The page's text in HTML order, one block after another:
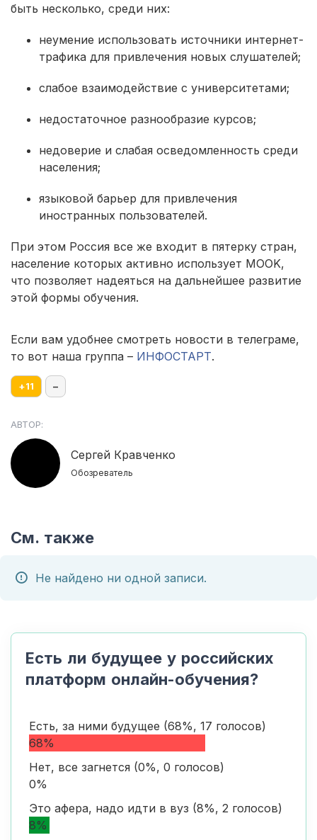
быть несколько, среди них:
неумение использовать источники интернет-
трафика для привлечения новых слушателей;
слабое взаимодействие с университетами;
недостаточное разнообразие курсов;
недоверие и слабая осведомленность среди
населения;
языковой барьер для привлечения
иностранных пользователей.
При этом Россия все же входит в пятерку стран,
население которых активно использует MOOK,
что позволяет надеяться на дальнейшее развитие
этой формы обучения.
Если вам удобнее смотреть новости в телеграме,
то вот наша группа – ИНФОСТАРТ.
+11 –
АВТОР:
Сергей Кравченко
Обозреватель
См. также
Не найдено ни одной записи.
Есть ли будущее у российских
платформ онлайн-обучения?
Есть, за ними будущее (68%, 17 голосов)
68%
Нет, все загнется (0%, 0 голосов)
0%
Это афера, надо идти в вуз (8%, 2 голосов)
8%